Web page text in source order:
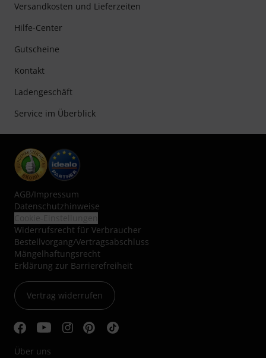
Versandkosten und Lieferzeiten
Hilfe-Center
Gutscheine
Kontakt
Ladengeschäft
Service im Überblick
AGB/Impressum
Datenschutzhinweise
Widerrufsrecht für Verbraucher
Bestellvorgang/Vertragsabschluss
Mängelhaftungsrecht
Erklärung zur Barrierefreiheit
Vertrag widerrufen
Über uns